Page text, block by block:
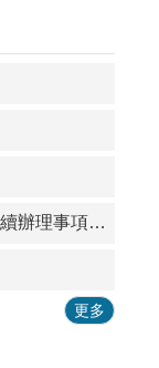
苗栗縣三義鄉戶政事務所出生登記後續辦理事項一覽表
更多